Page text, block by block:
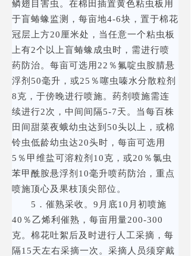
鳞翅目害虫。在棉田插置黄色粘虫板用
于盲蝽蟓监测，每亩地4-6块，置于棉花
冠层上方20厘米处，当任意一个粘虫板
上有2个以上盲蝽蟓成虫时，需进行喷
药防治。每亩可选用22％氟啶虫胺腈悬
浮剂50毫升，或25％噻虫嗪水分散粒剂
8克，于傍晚进行喷施。药剂喷施需连
续进行2次，中间间隔5-7天。当每百株
田间甜菜夜蛾幼虫达到50头以上，或棉
铃虫低龄幼虫达20头时，每亩可选用
5％甲维盐可溶粒剂10克，或20％氯虫
苯甲酰胺悬浮剂10毫升喷药防治，重点
喷施顶心及果枝顶尖部位。
5．催熟采收。9月底10月初喷施
40％乙烯利催熟，每亩用量200-300
克。棉花吐絮后及时进行人工采摘，每
隔15天左右采摘一次。采摘人员须穿戴